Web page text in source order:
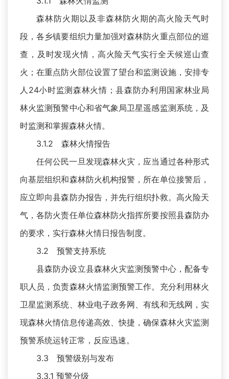
森林防火期以及非森林防火期的高火险天气时
段，各乡镇要组织力量加强对森林防火重点部位的巡
查，及时发现火情，高火险天气实行全天候巡山查
火；在重点防火部位设置了望台和监测设施，安排专
人24小时监测森林火情；县森防办利用国家林业局
林火监测预警中心和省气象局卫星遥感监测系统，及
时监测和掌握森林火情。
3.1.2 森林火情报告
任何公民一旦发现森林火灾，应当通过各种形式
向基层组织和森林防火机构报警，所在单位接警后，
应立即向县森防办报告，并先行组织扑救。高火险天
气，各防火责任单位森林防火指挥所要按照县森防办
的要求，实行森林火情日报告制度。
3.2 预警支持系统
县森防办设立县森林火灾监测预警中心，配备专
职人员，负责森林火情监测预警工作。充分利用林火
卫星监测系统、林业电子政务网、有线和无线网，实
现森林火情信息传递高效、快捷，确保森林火灾监测
预警系统运转正常，反应迅速。
3.3 预警级别与发布
3.3.1 预警分级